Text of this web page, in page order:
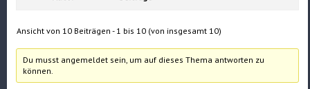
Ansicht von 10 Beiträgen - 1 bis 10 (von insgesamt 10)
Du musst angemeldet sein, um auf dieses Thema antworten zu
können.